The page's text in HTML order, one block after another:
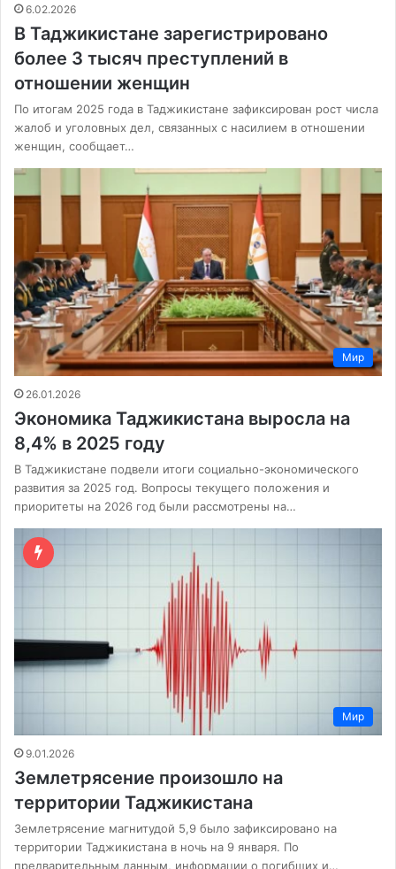
6.02.2026
В Таджикистане зарегистрировано
более 3 тысяч преступлений в
отношении женщин
По итогам 2025 года в Таджикистане зафиксирован рост числа
жалоб и уголовных дел, связанных с насилием в отношении
женщин, сообщает…
Мир
26.01.2026
Экономика Таджикистана выросла на
8,4% в 2025 году
В Таджикистане подвели итоги социально-экономического
развития за 2025 год. Вопросы текущего положения и
приоритеты на 2026 год были рассмотрены на…
Мир
9.01.2026
Землетрясение произошло на
территории Таджикистана
Землетрясение магнитудой 5,9 было зафиксировано на
территории Таджикистана в ночь на 9 января. По
предварительным данным, информации о погибших и…